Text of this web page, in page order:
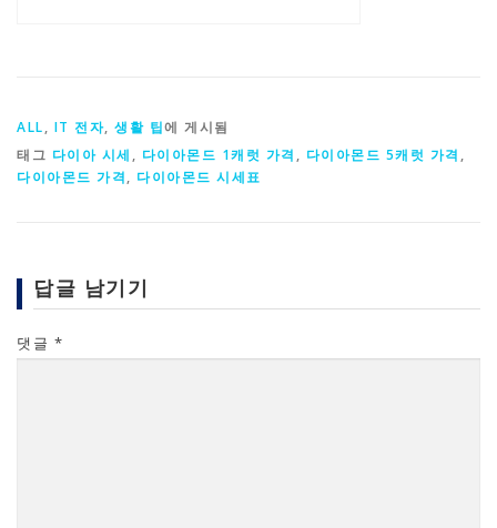
ALL, IT 전자, 생활 팁에 게시됨
태그 다이아 시세 , 다이아몬드 1캐럿 가격 , 다이아몬드 5캐럿 가격 ,
다이아몬드 가격, 다이아몬드 시세표
답글 남기기
댓글 *